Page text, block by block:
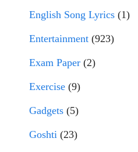
English Song Lyrics (1)
Entertainment (923)
Exam Paper (2)
Exercise (9)
Gadgets (5)
Goshti (23)